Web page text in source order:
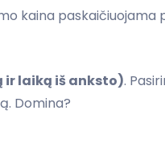
kaina paskaičiuojama
ir laiką iš anksto).
Domina?